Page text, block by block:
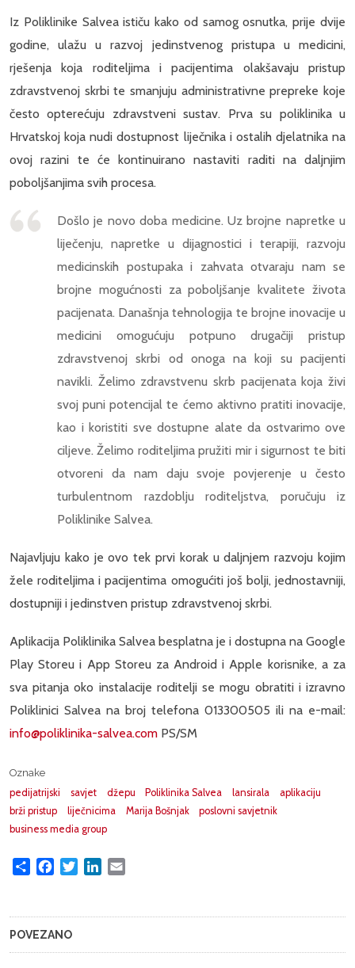
Iz Poliklinike Salvea ističu kako od samog osnutka, prije dvije
godine, ulažu u razvoj jedinstvenog pristupa u medicini,
rješenja koja roditeljima i pacijentima olakšavaju pristup
zdravstvenoj skrbi te smanjuju administrativne prepreke koje
često opterećuju zdravstveni sustav. Prva su poliklinika u
Hrvatskoj koja nudi dostupnost liječnika i ostalih djelatnika na
ovoj razini te će kontinuirano nastaviti raditi na daljnjim
poboljšanjima svih procesa.
Došlo je novo doba medicine. Uz brojne napretke u
liječenju, napretke u dijagnostici i terapiji, razvoju
medicinskih postupaka i zahvata otvaraju nam se
brojne mogućnosti za poboljšanje kvalitete života
pacijenata. Današnja tehnologija te brojne inovacije u
medicini omogućuju potpuno drugačiji pristup
zdravstvenoj skrbi od onoga na koji su pacijenti
navikli. Želimo zdravstvenu skrb pacijenata koja živi
svoj puni potencijal te ćemo aktivno pratiti inovacije,
kao i koristiti sve dostupne alate da ostvarimo ove
ciljeve. Želimo roditeljima pružiti mir i sigurnost te biti
otvoreni da nam daju svoje povjerenje u često
turbulentnom razdoblju roditeljstva, poručuju iz
Poliklinike Salvea.
Najavljuju kako je ovo tek prvi korak u daljnjem razvoju kojim
žele roditeljima i pacijentima omogućiti još bolji, jednostavniji,
dostupniji i jedinstven pristup zdravstvenoj skrbi.
Aplikacija Poliklinika Salvea besplatna je i dostupna na Google
Play Storeu i App Storeu za Android i Apple korisnike, a za
sva pitanja oko instalacije roditelji se mogu obratiti i izravno
Poliklinici Salvea na broj telefona 013300505 ili na e-mail:
info@poliklinika-salvea.com PS/SM
Oznake
pedijatrijski
savjet džepu Poliklinika Salvea lansirala
aplikaciju
brži pristup
liječnicima Marija Bošnjak
poslovni savjetnik
business media group
Share FacebookTwitterLinkedIn
POVEZANO